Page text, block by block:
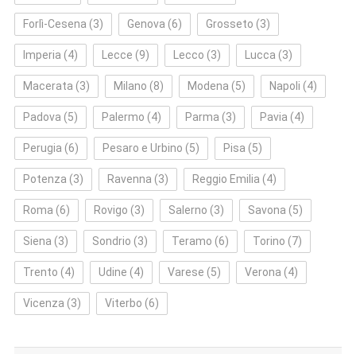
Forlì‑Cesena (3) Genova (6) Grosseto (3)
Imperia (4) Lecce (9) Lecco (3) Lucca (3)
Macerata (3) Milano (8) Modena (5) Napoli (4)
Padova (5) Palermo (4) Parma (3) Pavia (4)
Perugia (6) Pesaro e Urbino (5) Pisa (5)
Potenza (3) Ravenna (3) Reggio Emilia (4)
Roma (6) Rovigo (3) Salerno (3) Savona (5)
Siena (3) Sondrio (3) Teramo (6) Torino (7)
Trento (4) Udine (4) Varese (5) Verona (4)
Vicenza (3) Viterbo (6)